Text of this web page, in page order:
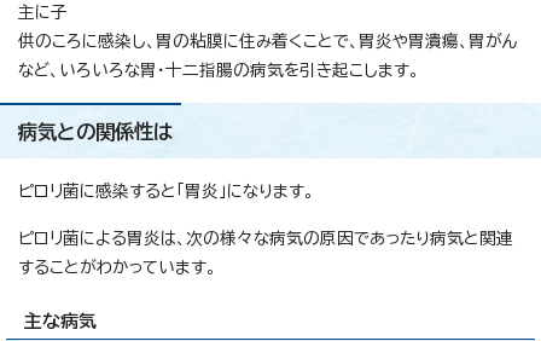
主に子
供のころに感染し、胃の粘膜に住み着くことで、胃炎や胃潰瘍、胃がん
など、いろいろな胃・十二指腸の病気を引き起こします。
病気との関係性は
ピロリ菌に感染すると「胃炎」になります。
ピロリ菌による胃炎は、次の様々な病気の原因であったり病気と関連
することがわかっています。
主な病気